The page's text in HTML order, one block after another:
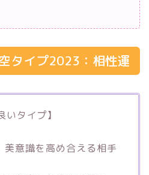
タイプ2023：相性運
いタイプ】
美意識を高め合える相手